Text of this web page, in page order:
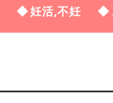
妊活,不妊